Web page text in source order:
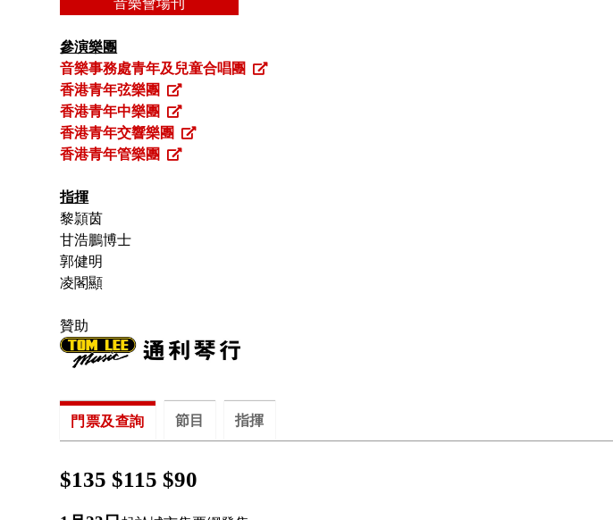
音樂會場刊
參演樂團
音樂事務處青年及兒童合唱團
香港青年弦樂團
香港青年中樂團
香港青年交響樂團
香港青年管樂團
指揮
黎頴茵
甘浩鵬博士
郭健明
凌閣顯
贊助
門票及查詢 節目 指揮
$135 $115 $90